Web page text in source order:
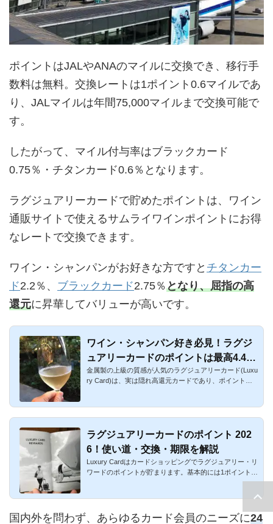
ポイントはJALやANAのマイルに交換でき、移行手
数料は無料。交換レートは1ポイント0.6マイルであ
り、JALマイルは年間75,000マイルまで交換可能で
す。
したがって、マイル付与率はブラックカード
0.75％・チタンカード0.6％となります。
ラグジュアリーカードで貯めたポイントは、ワイン
通販サイトで使えるサムライワインポイントにお得
なレートで交換できます。
ワイン・シャンパンがお好きな方ですと チタンカー
ド2.2％、 ブラックカード2.75％となり、屈指の高
還元に昇華してバリューが高いです。
ワイン・シャンパン好き必見！ラグジ
ュアリーカードのポイントは最高4.4％
還元！
金属製の上級の質感が人気のラグジュアリーカード(Luxu
ry Card)は、実は隠れ高還元カードであり、ポイントを
ラグジュアリーカードのポイント 202
6！使い道・交換・期限を解説
Luxury Cardはカードショッピングでラグジュアリー・リ
ワードのポイントが貯まります。基本的には1ポイント1
国内外を問わず、あらゆるカード会員のニーズに24